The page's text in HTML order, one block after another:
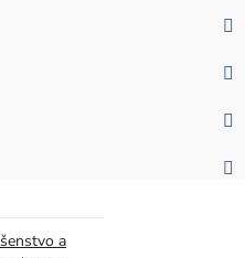
a